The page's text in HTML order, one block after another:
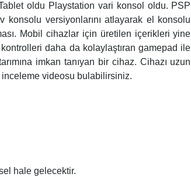
oldu Playstation vari konsol oldu. PSP
versiyonlarını atlayarak el konsolu
Mobil cihazlar için üretilen içerikleri yine
daha da kolaylaştıran gamepad ile
imkan tanıyan bir cihaz. Cihazı uzun
inceleme videosu bulabilirsiniz.
hale gelecektir.